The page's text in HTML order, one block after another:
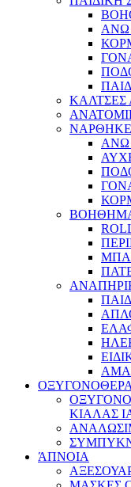
ΑΝΩ
ΚΑΛΤΣΕΣ
ΑΝΩ
ΚΙΑΛΑΣ
ΆΠΝΟΙΑ